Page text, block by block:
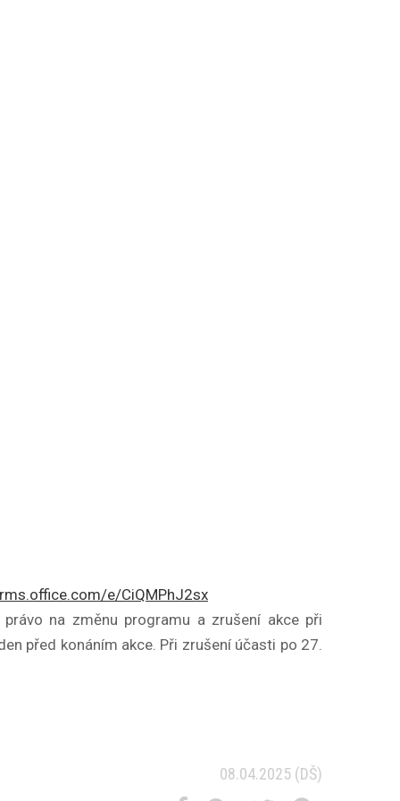
e/CiQMPhJ2sx
na změnu programu a zrušení akce při
před konáním akce. Při zrušení účasti po 27.
08.04.2025 (DŠ)